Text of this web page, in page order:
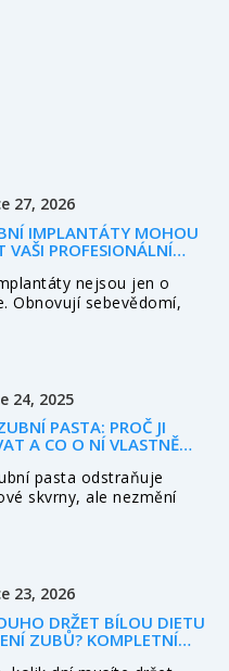
27, 2026
IMPLANTÁTY MOHOU
VAŠI PROFESIONÁLNÍ
nejsou jen o
Obnovují sebevědomí,
24, 2025
PASTA: PROČ JI
A CO O NÍ VLASTNĚ
pasta odstraňuje
skvrny, ale nezmění
23, 2026
DRŽET BÍLOU DIETU
ZUBŮ? KOMPLETNÍ